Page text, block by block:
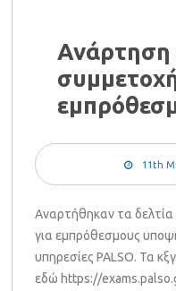
Ανάρτηση
11th
Αναρτήθηκαν τα
για εμπρόθεσμους
υπηρεσίες PALSO. Τα
εδώ https://